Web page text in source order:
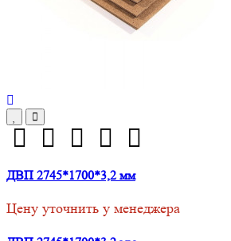
ДВП 2745*1700*3,2 мм
Цену уточнить у менеджера